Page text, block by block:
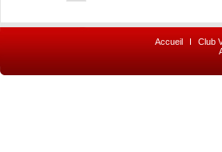
Accueil I Club